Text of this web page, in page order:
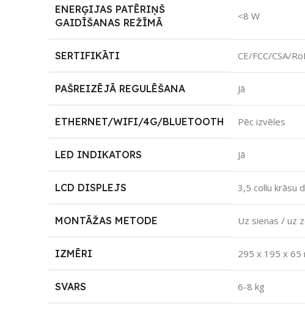
ENERĢIJAS PATĒRIŅŠ
GAIDĪŠANAS REŽĪMĀ
<8 W
SERTIFIKĀTI CE/FCC/CSA/
PAŠREIZĒJĀ REGULĒŠANA Jā
ETHERNET/WIFI/4G/BLUETOOTH Pēc izvēles
LED INDIKATORS Jā
LCD DISPLEJS 3,5 collu krāsu
MONTĀŽAS METODE Uz sienas / uz
IZMĒRI 295 x 195 x 65
SVARS 6-8 kg